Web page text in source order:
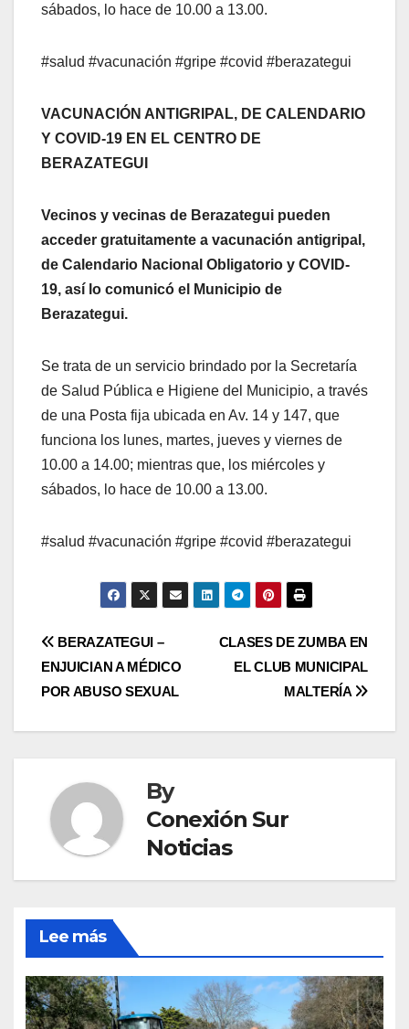
sábados, lo hace de 10.00 a 13.00.
#salud #vacunación #gripe #covid #berazategui
VACUNACIÓN ANTIGRIPAL, DE CALENDARIO
Y COVID-19 EN EL CENTRO DE
BERAZATEGUI
Vecinos y vecinas de Berazategui pueden
acceder gratuitamente a vacunación antigripal,
de Calendario Nacional Obligatorio y COVID-
19, así lo comunicó el Municipio de
Berazategui.
Se trata de un servicio brindado por la Secretaría
de Salud Pública e Higiene del Municipio, a través
de una Posta fija ubicada en Av. 14 y 147, que
funciona los lunes, martes, jueves y viernes de
10.00 a 14.00; mientras que, los miércoles y
sábados, lo hace de 10.00 a 13.00.
#salud #vacunación #gripe #covid #berazategui
Post
navigation
CLASES DE ZUMBA EN
EL CLUB MUNICIPAL
MALTERÍA
BERAZATEGUI –
ENJUICIAN A MÉDICO
POR ABUSO SEXUAL
By
Conexión Sur
Noticias
Lee más